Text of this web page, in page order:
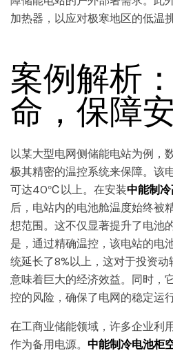
加热器，以应对极寒地区的低温挑
案例解析
命，保障
以某大型电网侧储能电站为例，
极其精密的温控系统来保障。该
可达40℃以上。在安装中能制
后，电站内的电池舱温度始终
想范围。这不仅显著提升了电池
是，通过精确温控，该电站的电
统延长了8%以上，这对于投资动
意味着巨大的经济效益。同时，
控的风险，确保了电网的稳定运
在工商业储能领域，许多企业利
作为备用电源。 中能制冷电池柜